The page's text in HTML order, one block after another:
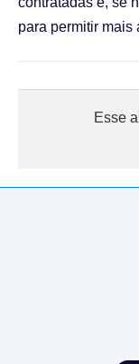
para permitir mais
Esse